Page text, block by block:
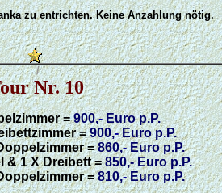
zu entrichten. Keine Anzahlung nötig.
/
Nr. 10
=900,-Euro p.P.
=900,-Euro p.P.
=860,-Euro p.P.
& 1 X Dreibett = 850,- Euro p.P.
=810,-Euro p.P.